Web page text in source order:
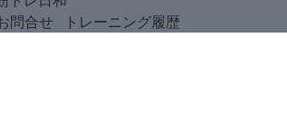
問合せ トレーニング履歴